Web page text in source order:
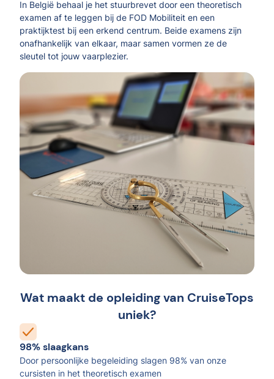
In België behaal je het stuurbrevet door een theoretisch
examen af te leggen bij de FOD Mobiliteit en een
praktijktest bij een erkend centrum. Beide examens zijn
onafhankelijk van elkaar, maar samen vormen ze de
sleutel tot jouw vaarplezier.
Wat maakt de opleiding van CruiseTops
uniek?
98% slaagkans
Door persoonlijke begeleiding slagen 98% van onze
cursisten in het theoretisch examen